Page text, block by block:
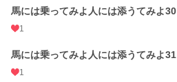
馬には乗ってみよ人には添うてみよ30
1
馬には乗ってみよ人には添うてみよ31
1